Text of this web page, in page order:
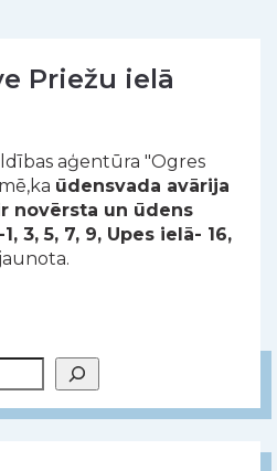
Priežu ielā
aģentūra "Ogres
ūdensvada avārija
novērsta un ūdens
3, 5, 7, 9, Upes ielā- 16,